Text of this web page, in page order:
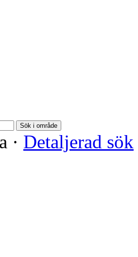
Sök i område
· Detaljerad sök